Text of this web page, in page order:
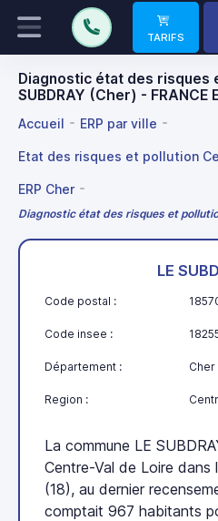
TARIFS
Diagnostic état des risques
SUBDRAY (Cher) - FRANCE
Accueil ERP par ville
Etat des risques et pollution
ERP Cher
Diagnostic état des risques et
LE
Code postal :
Code insee :
Département : Cher
Region :
La commune LE
Centre-Val de Loire dans
(18), au dernier
comptait 967 habitants